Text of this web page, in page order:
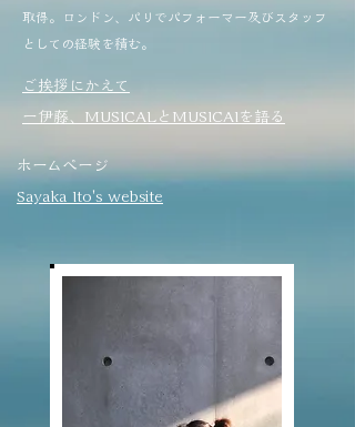
取得。ロンドン、パリでパフォーマー及びスタッフ
としての経験を積む。
​ご挨拶にかえて
ー伊藤、MUSICALとMUSICAIを語る
ホームページ
Sayaka Ito's website